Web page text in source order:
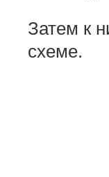
Затем к
схеме.